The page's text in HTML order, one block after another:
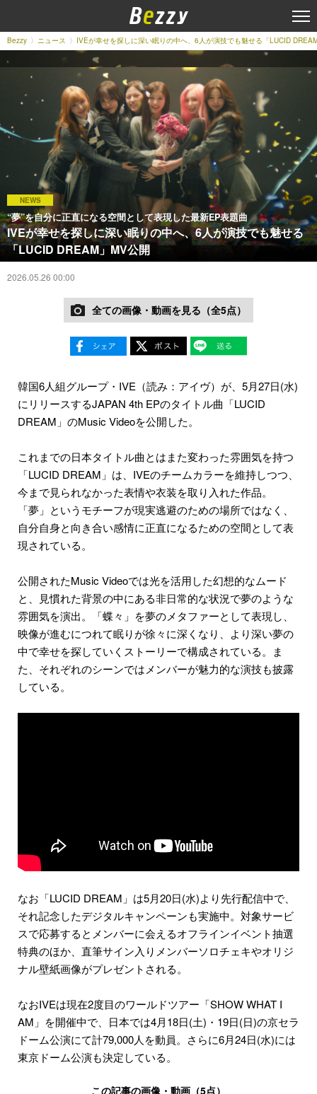
Bezzy ニュース IVEが幸せを探しに深い眠りの中へ、6人が演技でも魅せる「LUCID
NEWS
“夢”を自分に正直になる空間として表現した最新EP表題曲
IVEが幸せを探しに深い眠りの中へ、6人が演技でも魅せる
「LUCID DREAM」MV公開
2026.05.26 00:00
全ての画像・動画を見る（全5点）
韓国6人組グループ・IVE（読み：アイヴ）が、5月27日(水)
にリリースするJAPAN 4th EPのタイトル曲「LUCID
DREAM」のMusic Videoを公開した。
これまでの日本タイトル曲とはまた変わった雰囲気を持つ
「LUCID DREAM」は、IVEのチームカラーを維持しつつ、
今まで見られなかった表情や衣装を取り入れた作品。
「夢」というモチーフが現実逃避のための場所ではなく、
自分自身と向き合い感情に正直になるための空間として表
現されている。
公開されたMusic Videoでは光を活用した幻想的なムード
と、見慣れた背景の中にある非日常的な状況で夢のような
雰囲気を演出。「蝶々」を夢のメタファーとして表現し、
映像が進むにつれて眠りが徐々に深くなり、より深い夢の
中で幸せを探していくストーリーで構成されている。ま
た、それぞれのシーンではメンバーが魅力的な演技も披露
している。
なお「LUCID DREAM」は5月20日(水)より先行配信中で、
それ記念したデジタルキャンペーンも実施中。対象サービ
スで応募するとメンバーに会えるオフラインイベント抽選
特典のほか、直筆サイン入りメンバーソロチェキやオリジ
ナル壁紙画像がプレゼントされる。
なおIVEは現在2度目のワールドツアー「SHOW WHAT I
AM」を開催中で、日本では4月18日(土)・19日(日)の京セラ
ドーム公演にて計79,000人を動員。さらに6月24日(水)には
東京ドーム公演も決定している。
この記事の画像・動画（5点）